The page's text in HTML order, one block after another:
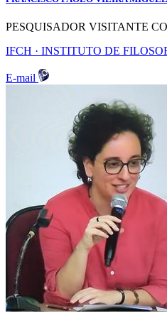
PESQUISADOR VISITANTE
IFCH · INSTITUTO DE
E-mail